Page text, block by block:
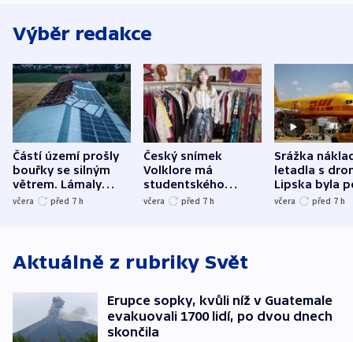
Výběr redakce
Částí území prošly
bouřky se silným
větrem. Lámaly
stromy a poničily
včera před 7 h
Český snímek
Volklore má
studentského
Oscara, zabojuje o
včera před 7 h
Srážka
letadla s
Lipska byla
německého
včera před 7 h
Aktuálně z rubriky Svět
Erupce sopky, kvůli níž v Guatemale
evakuovali 1700 lidí, po dvou dnech
skončila